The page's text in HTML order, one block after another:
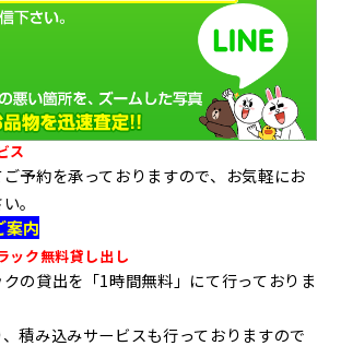
ス
予約を承っておりますので、お気軽にお
。
案内
ック無料貸し出し
の貸出を「1時間無料」にて行っておりま
積み込みサービスも行っておりますので